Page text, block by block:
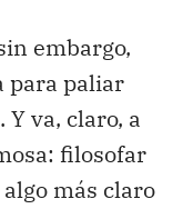
embargo,
para paliar
va, claro, a
filosofar
más claro